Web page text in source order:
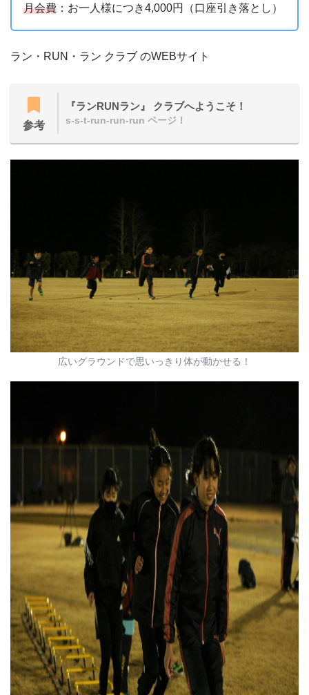
月会費 ：お一人様につき4,000円（口座引き落とし）
ラン・RUN・ラン クラブ のWEBサイト
参考
『ランRUNラン』 クラブへようこそ！
s-s-t-run-run-run ページ！
広いグラウンドで思いっきり体が動かせる！